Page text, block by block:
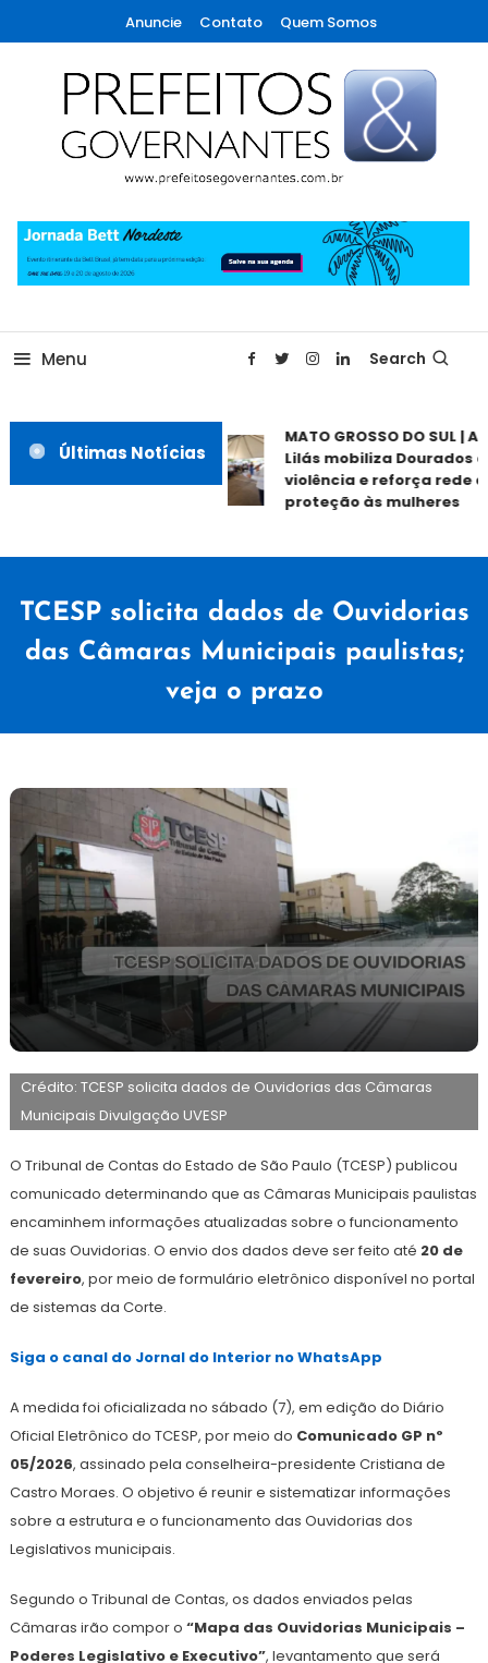
To
Content
Anuncie Contato Quem Somos
Prefeitos & Governantes
Menu Search
Últimas Notícias
MATO GROSSO DO SUL |
Lilás mobiliza Dourados
violência e reforça rede de
proteção às mulheres
TCESP solicita dados de Ouvidorias
das Câmaras Municipais paulistas;
veja o prazo
fevereiro
de
2026
Crédito: TCESP solicita dados de Ouvidorias das Câmaras
Municipais Divulgação UVESP
O Tribunal de Contas do Estado de São Paulo (TCESP) publicou
comunicado determinando que as Câmaras Municipais paulistas
encaminhem informações atualizadas sobre o funcionamento
de suas Ouvidorias. O envio dos dados deve ser feito até 20 de
fevereiro, por meio de formulário eletrônico disponível no portal
de sistemas da Corte.
Siga o canal do Jornal do Interior no WhatsApp
A medida foi oficializada no sábado (7), em edição do Diário
Oficial Eletrônico do TCESP, por meio do Comunicado GP nº
05/2026, assinado pela conselheira-presidente Cristiana de
Castro Moraes. O objetivo é reunir e sistematizar informações
sobre a estrutura e o funcionamento das Ouvidorias dos
Legislativos municipais.
Segundo o Tribunal de Contas, os dados enviados pelas
Câmaras irão compor o “Mapa das Ouvidorias Municipais –
Poderes Legislativo e Executivo”, levantamento que será